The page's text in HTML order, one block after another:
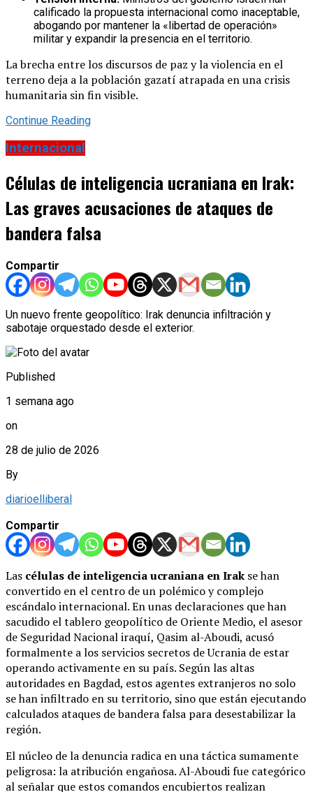
calificado la propuesta internacional como inaceptable,
abogando por mantener la «libertad de operación»
militar y expandir la presencia en el territorio.
La brecha entre los discursos de paz y la violencia en el
terreno deja a la población gazatí atrapada en una crisis
humanitaria sin fin visible.
Continue Reading
Internacional
Células de inteligencia ucraniana en Irak:
Las graves acusaciones de ataques de
bandera falsa
Compartir
Un nuevo frente geopolítico: Irak denuncia infiltración y
sabotaje orquestado desde el exterior.
Published
1 semana ago
on
28 de julio de 2026
By
diarioelliberal
Compartir
Las células de inteligencia ucraniana en Irak se han
convertido en el centro de un polémico y complejo
escándalo internacional. En unas declaraciones que han
sacudido el tablero geopolítico de Oriente Medio, el asesor
de Seguridad Nacional iraquí, Qasim al-Aboudi, acusó
formalmente a los servicios secretos de Ucrania de estar
operando activamente en su país. Según las altas
autoridades en Bagdad, estos agentes extranjeros no solo
se han infiltrado en su territorio, sino que están ejecutando
calculados ataques de bandera falsa para desestabilizar la
región.
El núcleo de la denuncia radica en una táctica sumamente
peligrosa: la atribución engañosa. Al-Aboudi fue categórico
al señalar que estos comandos encubiertos realizan